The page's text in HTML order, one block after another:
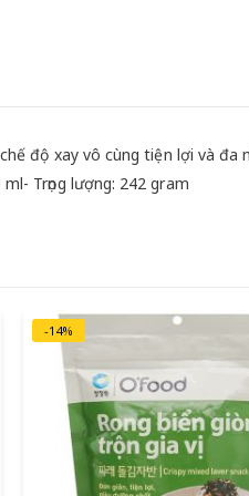
độ xay vô cùng tiện lợi và
Trọng lượng: 242 gram
-14%